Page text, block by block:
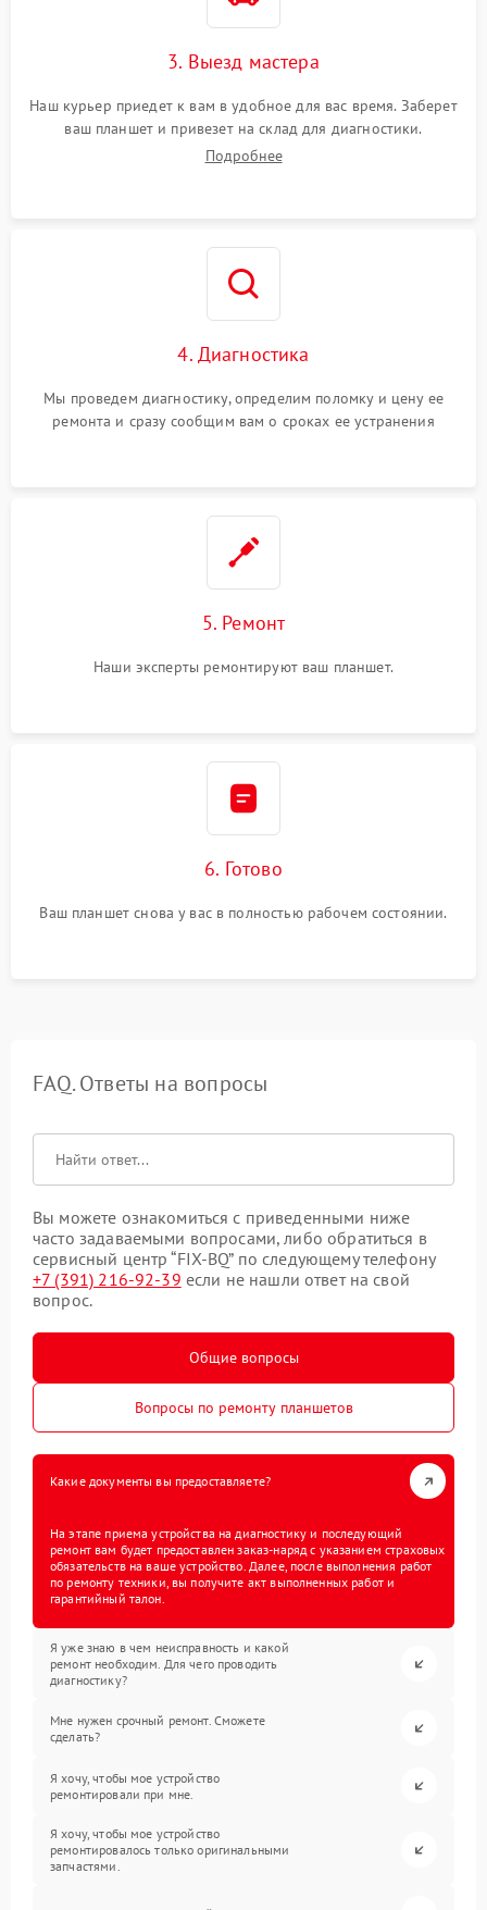
3. Выезд мастера
Наш курьер приедет к вам в удобное для вас время. Заберет
ваш планшет и привезет на склад для диагностики.
Подробнее
4. Диагностика
Мы проведем диагностику, определим поломку и цену ее
ремонта и сразу сообщим вам о сроках ее устранения
5. Ремонт
Наши эксперты ремонтируют ваш планшет.
6. Готово
Ваш планшет снова у вас в полностью рабочем состоянии.
FAQ. Ответы на вопросы
Вы можете ознакомиться с приведенными ниже
часто задаваемыми вопросами, либо обратиться в
сервисный центр “FIX-BQ” по следующему телефону
+7 (391) 216-92-39 если не нашли ответ на свой
вопрос.
Общие вопросы
Вопросы по ремонту планшетов
Какие документы вы предоставляете?
На этапе приема устройства на диагностику и последующий
ремонт вам будет предоставлен заказ-наряд с указанием страховых
обязательств на ваше устройство. Далее, после выполнения работ
по ремонту техники, вы получите акт выполненных работ и
гарантийный талон.
Я уже знаю в чем неисправность и какой
ремонт необходим. Для чего проводить
диагностику?
Мне нужен срочный ремонт. Сможете
сделать?
Я хочу, чтобы мое устройство
ремонтировали при мне.
Я хочу, чтобы мое устройство
ремонтировалось только оригинальными
запчастями.